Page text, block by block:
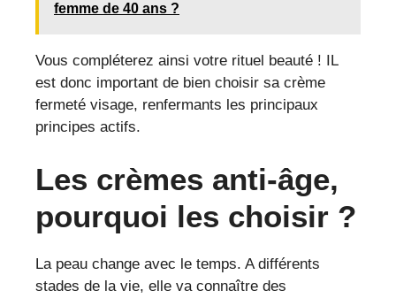
femme de 40 ans ?
Vous compléterez ainsi votre rituel beauté ! IL
est donc important de bien choisir sa crème
fermeté visage, renfermants les principaux
principes actifs.
Les crèmes anti-âge,
pourquoi les choisir ?
La peau change avec le temps. A différents
stades de la vie, elle va connaître des